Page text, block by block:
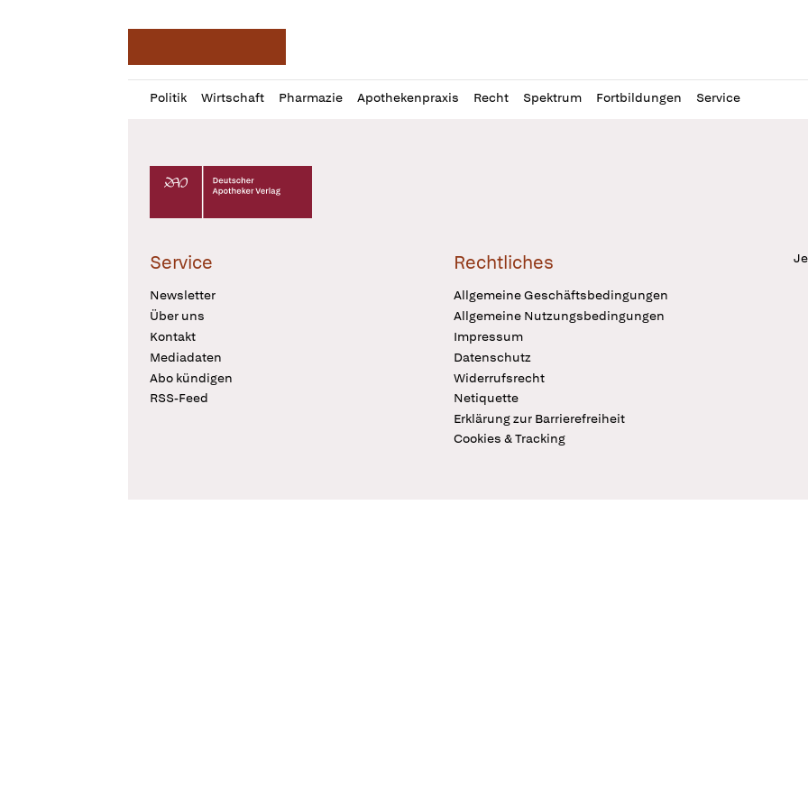
Politik Wirtschaft Pharmazie Apothekenpraxis Recht Spektrum Fortbildungen Service
Profil
öffnen
Daz
Pur
Deutscher Apotheker Verlag Logo
Service
Newsletter
Über uns
Kontakt
Mediadaten
Abo kündigen
RSS-Feed
Rechtliches
Allgemeine Geschäftsbedingungen
Allgemeine Nutzungsbedingungen
Impressum
Datenschutz
Widerrufsrecht
Netiquette
Erklärung zur Barrierefreiheit
Cookies & Tracking